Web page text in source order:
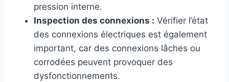
pression interne.
Inspection des connexions : Vérifier l’état
des connexions électriques est également
important, car des connexions lâches ou
corrodées peuvent provoquer des
dysfonctionnements.